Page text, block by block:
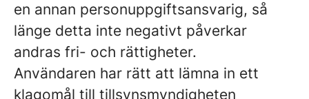
en annan personuppgiftsansvarig, så
länge detta inte negativt påverkar
andras fri- och rättigheter.
Användaren har rätt att lämna in ett
klagomål till tillsynsmyndigheten